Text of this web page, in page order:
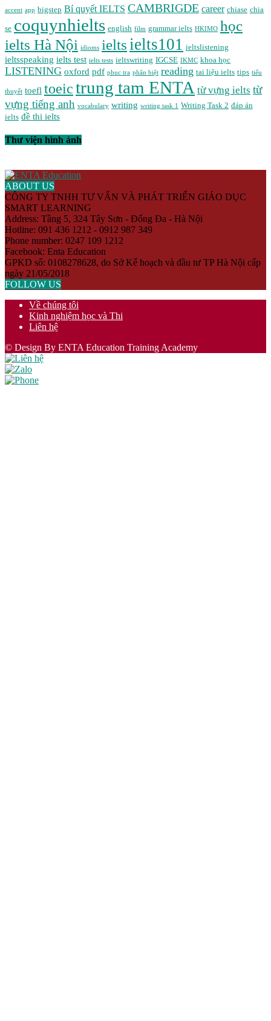
accent app bigstep Bí quyết IELTS CAMBRIGDE career chiase chia
se coquynhielts english film grammar ielts HKIMO học
ielts Hà Nội idioms ielts ielts101 ieltslistening
ieltsspeaking ielts test ielts tests ieltswriting IGCSE IKMC khoa học
LISTENING oxford pdf phuc tra phân biệt reading tai liệu ielts tips tiểu
thuyết toefl toeictrung tam ENTA từ vựng ielts từ
vựng tiếng anh vocabulary writing writing task 1 Writing Task 2 đáp án
ielts đề thi ielts
Thư viện hình ảnh
ABOUT US
CÔNG TY TNHH TƯ VẤN VÀ PHÁT TRIỂN GIÁO DỤC
SMART LEARNING
Address: Tầng 5, 324 Tây Sơn - Đống Đa - Hà Nội
Hotline: 091 436 1212 - 0912 987 349
Phone number: 0247 109 1212
Facebook: Enta Education
GPKD số: 0108278628, do Sở Kế hoạch và đầu tư TP Hà Nội cấp
ngày 21/05/2018
FOLLOW US
Về chúng tôi
Kinh nghiệm học và Thi
Liên hệ
© Design By ENTA Education Training Academy